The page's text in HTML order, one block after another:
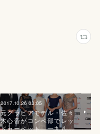
2017.10.26 03:05
元グラビアモデル・佐々
木心音がコンペ部でレッ
ドカーペット、一九八…